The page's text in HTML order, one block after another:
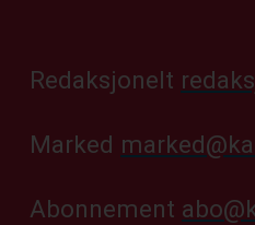
Redaksjonelt
Marked
Abonnement